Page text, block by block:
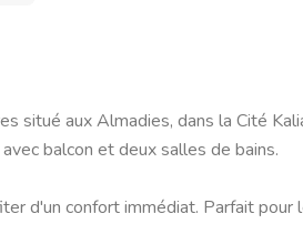
situé aux Almadies, dans la Cité
balcon et deux salles de bains.
d'un confort immédiat. Parfait pour